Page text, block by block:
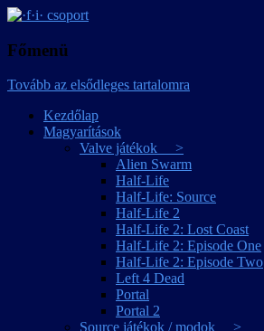
·f·i· csoport
Főmenü
Tovább az elsődleges tartalomra
Kezdőlap
Magyarítások
Valve játékok >
Alien Swarm
Half-Life
Half-Life: Source
Half-Life 2
Half-Life 2: Lost Coast
Half-Life 2: Episode One
Half-Life 2: Episode Two
Left 4 Dead
Portal
Portal 2
Source játékok / modok >